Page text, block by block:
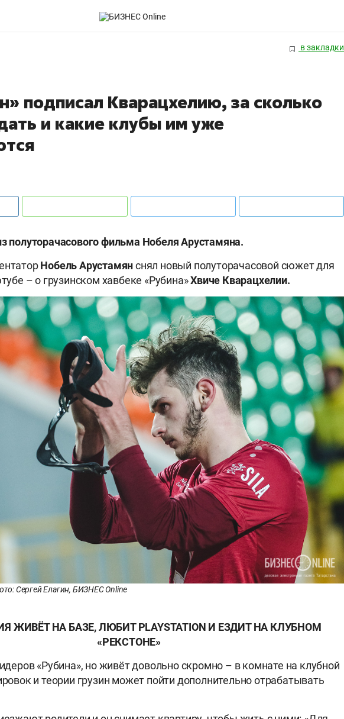
в закладки
подписал Кварацхелию, за сколько
и какие клубы им уже
полуторачасового фильма Нобеля Арустамяна.
Нобель Арустамянснял новый полуторачасовой сюжет для
– о грузинском хавбеке «Рубина»Хвиче Кварацхелии.
Сергей Елагин, БИЗНЕС Online
ЖИВЁТ НА БАЗЕ, ЛЮБИТ PLAYSTATION И ЕЗДИТ НА КЛУБНОМ
«РЕКСТОНЕ»
«Рубина», но живёт довольно скромно – в комнате на клубной
и теории грузин может пойти дополнительно отрабатывать